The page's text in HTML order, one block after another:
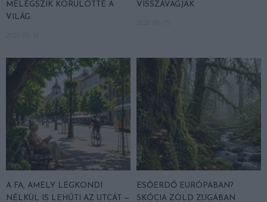
MELEGSZIK KÖRÜLÖTTE A
VILÁG
VISSZAVÁGJÁK
A FA, AMELY LÉGKONDI
NÉLKÜL IS LEHŰTI AZ UTCÁT —
ESŐERDŐ EURÓPÁBAN?
SKÓCIA ZÖLD ZUGÁBAN